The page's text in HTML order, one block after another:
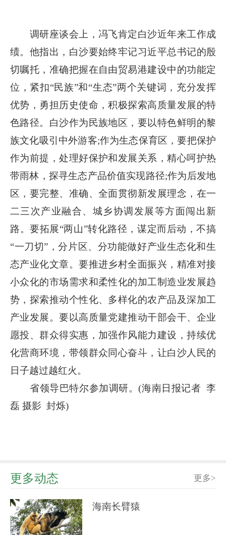
调研座谈会上，冯飞肯定白沙近年来工作成
绩。他指出，白沙要始终牢记习近平总书记的殷
切嘱托，准确把握在自由贸易港建设中的功能定
位，紧扣“民族”和“生态”两个关键词，充分发挥
优势，勇担历史使命，积极探索高质量发展的特
色路径。白沙作为民族地区，要以特色鲜明的黎
族文化吸引中外游客;作为生态保育区，要把保护
作为前提，处理好保护和发展关系，精心呵护热
带雨林，探寻生态产品价值实现路径;作为后发地
区，要完整、准确、全面贯彻新发展理念，在一
二三次产业融合、城乡协调发展等方面闯出新
路。要拓展“两山”转化路径，谋定而后动，不搞
“一刀切”，分片区、分功能做好产业生态化和生
态产业化文章。要推进乡村全面振兴，精准对接
小众化的市场需求和柔性化的加工制造业发展趋
势，探索推动个性化、多样化的农产品及深加工
产业发展。要以高质量党建推动干部会干、企业
愿投、群众得实惠，加强作风能力建设，持续优
化营商环境，带领群众同心奋斗，让白沙人民的
日子越过越红火。
省领导巴特尔参加调研。(海南日报记者 李
磊 摄影 封烁)
更多动态 更多>
海南长臂猿